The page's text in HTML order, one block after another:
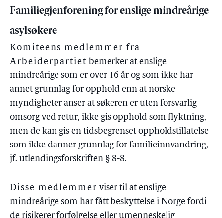
Familiegjenforening for enslige mindreårige
asylsøkere
Komiteens medlemmer fra
Arbeiderpartiet bemerker at enslige
mindreårige som er over 16 år og som ikke har
annet grunnlag for opphold enn at norske
myndigheter anser at søkeren er uten forsvarlig
omsorg ved retur, ikke gis opphold som flyktning,
men de kan gis en tidsbegrenset oppholdstillatelse
som ikke danner grunnlag for familieinnvandring,
jf. utlendingsforskriften § 8-8.
Disse medlemmer viser til at enslige
mindreårige som har fått beskyttelse i Norge fordi
de risikerer forfølgelse eller umenneskelig